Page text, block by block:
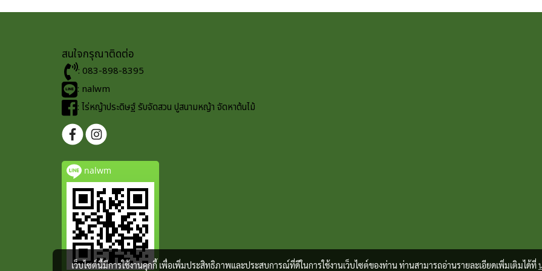
สนใจกรุณาติดต่อ
: 083-898-8395
: nalwm
: ไร่หญ้าประดิษฐ์ รับจัดสวน ปูสนามหญ้า จัดหาต้นไม้
nalwm
เว็บไซต์นี้มีการใช้งานคุกกี้ เพื่อเพิ่มประสิทธิภาพและประสบการณ์ที่ดีในการใช้งานเว็บไซต์ของท่าน ท่านสามารถอ่านรายละเอียดเพิ่มเติมได้ที่